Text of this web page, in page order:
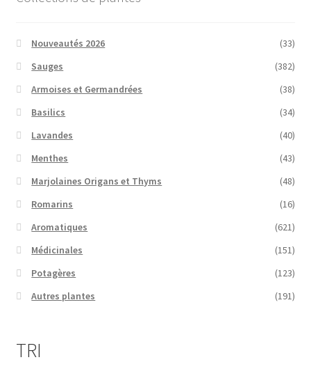
Nouveautés 2026
(33)
Sauges
(382)
Armoises et Germandrées
(38)
Basilics
(34)
Lavandes
(40)
Menthes
(43)
Marjolaines Origans et Thyms
(48)
Romarins
(16)
Aromatiques
(621)
Médicinales
(151)
Potagères
(123)
Autres plantes
(191)
TRI